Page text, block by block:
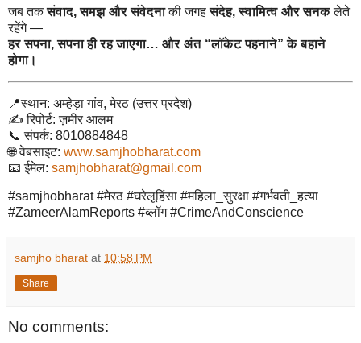
जब तकसंवाद, समझ और संवेदनाकी जगहसंदेह, स्वामित्व और सनकलेते
रहेंगे —
हर सपना, सपना ही रह जाएगा… और अंत “लॉकेट पहनाने” के बहाने
होगा।
📍स्थान: अम्हेड़ा गांव, मेरठ (उत्तर प्रदेश)
✍️ रिपोर्ट: ज़मीर आलम
📞 संपर्क: 8010884848
🌐 वेबसाइट: www.samjhobharat.com
📧 ईमेल: samjhobharat@gmail.com
#samjhobharat #मेरठ #घरेलूहिंसा #महिला_सुरक्षा #गर्भवती_हत्या
#ZameerAlamReports #ब्लॉग #CrimeAndConscience
samjho bharat at 10:58 PM
Share
No comments: